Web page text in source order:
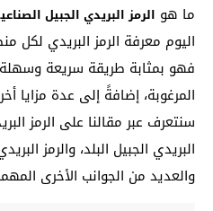
ما هو الرمز البريدي الجبيل
اليوم معرفة الرمز البريدي
فهو بمثابة طريقة سريعة
المرغوبة، إضافةً إلى عدة مزايا
سنتعرف عبر مقالنا على الرمز
البريدي الجبيل البلد، والرمز
والعديد من الجوانب الأخرى